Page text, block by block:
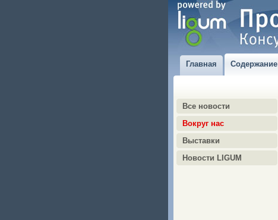
Главная Содержание
Все новости
Вокруг нас
Выставки
Новости LIGUM